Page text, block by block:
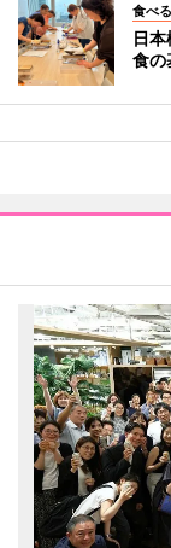
食べる
日
食の